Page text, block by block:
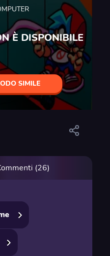
È DISPONIBILE
SIMILE
(26)